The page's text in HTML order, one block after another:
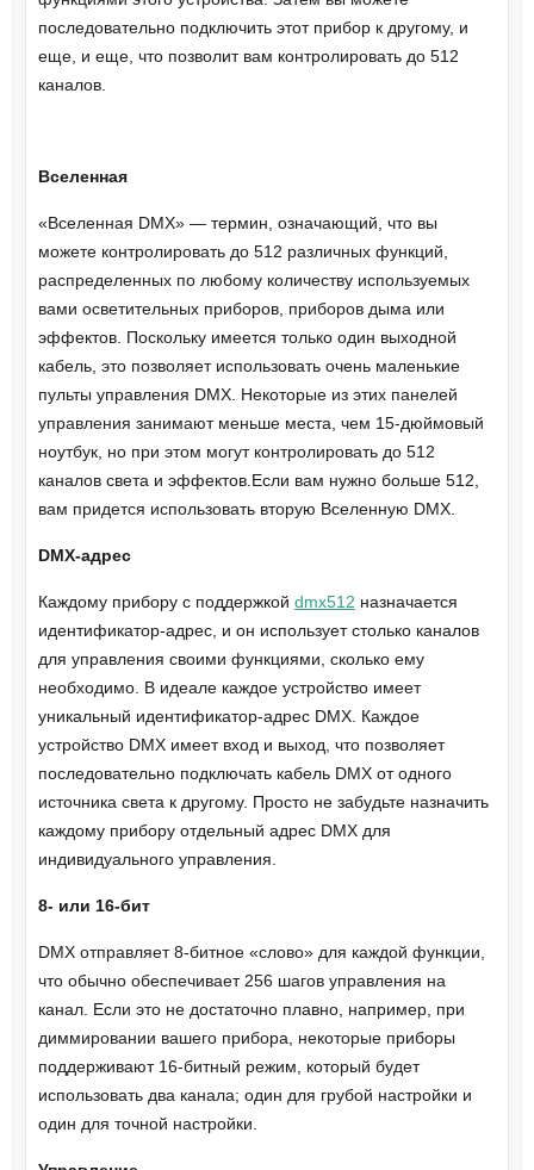
последовательно подключить этот прибор к другому, и
еще, и еще, что позволит вам контролировать до 512
каналов.
Вселенная
«Вселенная DMX» — термин, означающий, что вы
можете контролировать до 512 различных функций,
распределенных по любому количеству используемых
вами осветительных приборов, приборов дыма или
эффектов. Поскольку имеется только один выходной
кабель, это позволяет использовать очень маленькие
пульты управления DMX. Некоторые из этих панелей
управления занимают меньше места, чем 15-дюймовый
ноутбук, но при этом могут контролировать до 512
каналов света и эффектов.Если вам нужно больше 512,
вам придется использовать вторую Вселенную DMX.
DMX-адрес
Каждому прибору с поддержкой dmx512 назначается
идентификатор-адрес, и он использует столько каналов
для управления своими функциями, сколько ему
необходимо. В идеале каждое устройство имеет
уникальный идентификатор-адрес DMX. Каждое
устройство DMX имеет вход и выход, что позволяет
последовательно подключать кабель DMX от одного
источника света к другому. Просто не забудьте назначить
каждому прибору отдельный адрес DMX для
индивидуального управления.
8- или 16-бит
DMX отправляет 8-битное «слово» для каждой функции,
что обычно обеспечивает 256 шагов управления на
канал. Если это не достаточно плавно, например, при
диммировании вашего прибора, некоторые приборы
поддерживают 16-битный режим, который будет
использовать два канала; один для грубой настройки и
один для точной настройки.